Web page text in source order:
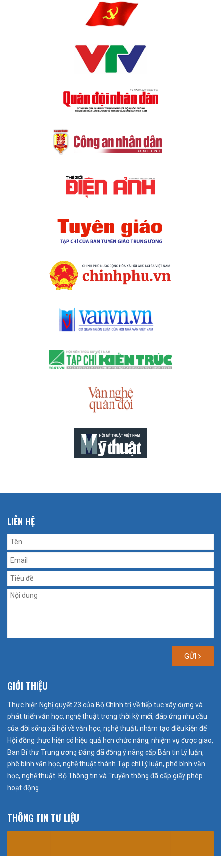
LIÊN HỆ
GỬI
GIỚI THIỆU
Thực hiện Nghị quyết 23 của Bộ Chính trị về tiếp tục xây dựng và
phát triển văn học, nghệ thuật trong thời kỳ mới, đáp ứng nhu cầu
của đời sống xã hội về văn học, nghệ thuật; nhằm tạo điều kiện để
Hội đồng thực hiện có hiệu quả hơn chức năng, nhiệm vụ được giao,
Ban Bí thư Trung ương Đảng đã đồng ý nâng cấp Bản tin Lý luận,
phê bình văn học, nghệ thuật thành Tạp chí Lý luận, phê bình văn
học, nghệ thuật. Bộ Thông tin và Truyền thông đã cấp giấy phép
hoạt động.
THÔNG TIN TƯ LIỆU